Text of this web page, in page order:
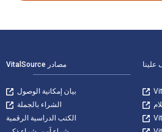
علينا مصادر VitalSource
بيان إمكانية الوصول
الشراء بالجملة
الكتب الدراسية الرقمية